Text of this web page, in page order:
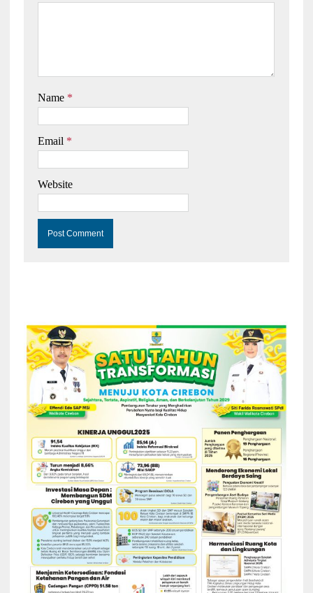
Name *
Email *
Website